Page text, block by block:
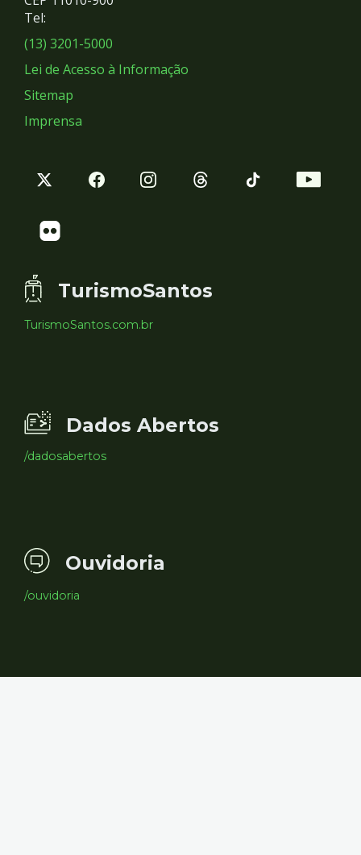
Sociais
Tel:
(13) 3201-5000
Lei de Acesso à Informação
Sitemap
Imprensa
TurismoSantos
TurismoSantos.com.br
Dados Abertos
/dadosabertos
Ouvidoria
/ouvidoria